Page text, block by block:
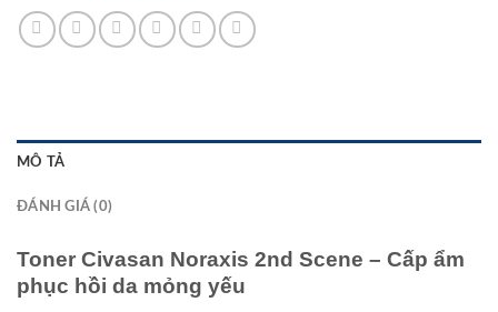
MÔ TẢ
ĐÁNH GIÁ (0)
Toner Civasan Noraxis 2nd Scene – Cấp ẩm
phục hồi da mỏng yếu